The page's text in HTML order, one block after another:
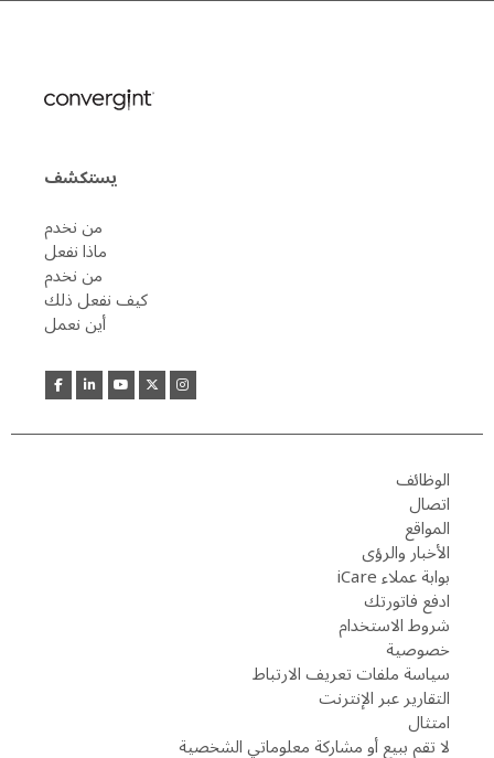
يستكشف
من نخدم
ماذا نفعل
من نخدم
كيف نفعل ذلك
أين نعمل
الوظائف
اتصال
المواقع
الأخبار والرؤى
بوابة عملاء iCare
ادفع فاتورتك
شروط الاستخدام
خصوصية
سياسة ملفات تعريف الارتباط
التقارير عبر الإنترنت
امتثال
لا تقم ببيع أو مشاركة معلوماتي الشخصية